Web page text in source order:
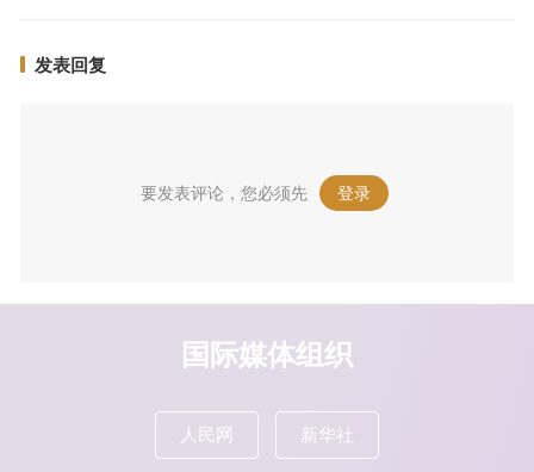
发表回复
要发表评论，您必须先 登录 。
国际媒体组织
人民网 新华社